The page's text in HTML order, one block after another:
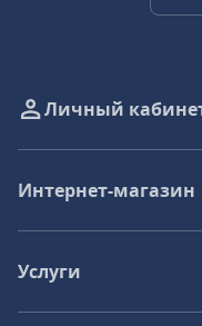
Личный
Интернет-магазин
Услуги